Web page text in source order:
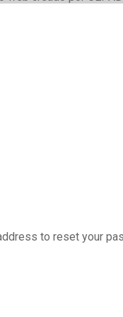
to reset your